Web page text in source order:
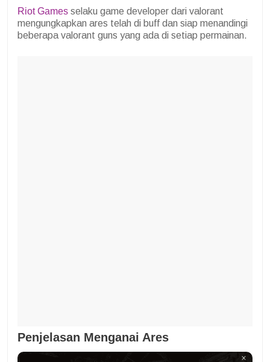
Riot Games selaku game developer dari valorant
mengungkapkan ares telah di buff dan siap menandingi
beberapa valorant guns yang ada di setiap permainan.
Penjelasan Menganai Ares